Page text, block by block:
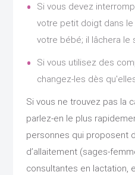
Si vous devez
votre petit doigt dans
votre bébé; il lâchera le
Si vous utilisez des
changez-les dès
Si vous ne trouvez pas la
parlez-en le plus
personnes qui proposent
d’allaitement (sages-
consultantes en lactation,